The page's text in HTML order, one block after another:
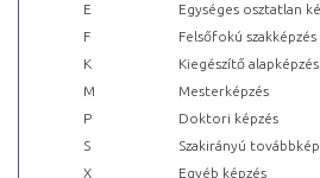
E
Egységes osztatlan
F
Felsőfokú szakképzés
K
Kiegészítő alapképzés
M
Mesterképzés
P
Doktori képzés
S
Szakirányú
X
Egyéb képzés